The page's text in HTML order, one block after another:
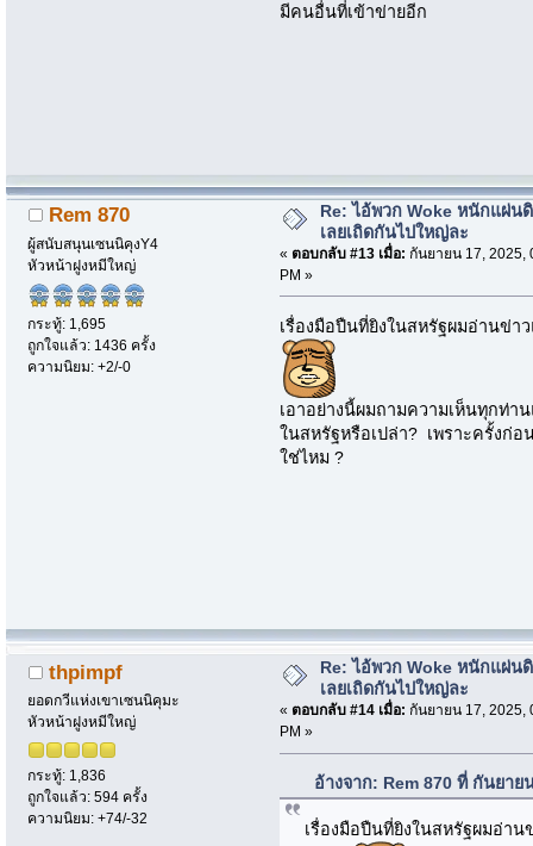
มีคนอื่นที่เข้าข่ายอีก
Rem 870
ผู้สนับสนุนเซนนิคุงY4
หัวหน้าฝูงหมีใหญ่
กระทู้: 1,695
ถูกใจแล้ว: 1436 ครั้ง
ความนิยม: +2/-0
Re: ไอ้พวก Woke หนักแผ่น
เลยเถิดกันไปใหญ่ละ
« ตอบกลับ #13 เมื่อ: กันยายน 17, 2025,
PM »
เรื่องมือปืนที่ยิงในสหรัฐผมอ่านข่
เอาอย่างนี้ผมถามความเห็นทุกท่
ในสหรัฐหรือเปล่า? เพราะครั้งก่
ใช่ไหม ?
thpimpf
ยอดกวีแห่งเขาเซนนิคุมะ
หัวหน้าฝูงหมีใหญ่
กระทู้: 1,836
ถูกใจแล้ว: 594 ครั้ง
ความนิยม: +74/-32
Re: ไอ้พวก Woke หนักแผ่น
เลยเถิดกันไปใหญ่ละ
« ตอบกลับ #14 เมื่อ: กันยายน 17, 2025,
PM »
อ้างจาก: Rem 870 ที่ กันยาย
เรื่องมือปืนที่ยิงในสหรัฐผมอ่า